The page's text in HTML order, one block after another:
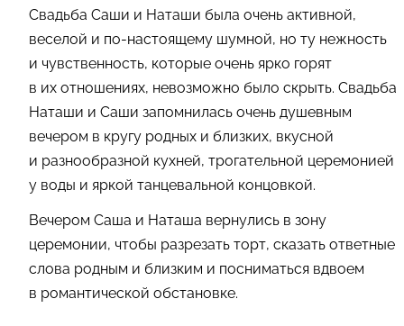
Свадьба Саши и Наташи была очень активной,
веселой и по-настоящему шумной, но ту нежность
и чувственность, которые очень ярко горят
в их отношениях, невозможно было скрыть. Свадьба
Наташи и Саши запомнилась очень душевным
вечером в кругу родных и близких, вкусной
и разнообразной кухней, трогательной церемонией
у воды и яркой танцевальной концовкой.
Вечером Саша и Наташа вернулись в зону
церемонии, чтобы разрезать торт, сказать ответные
слова родным и близким и посниматься вдвоем
в романтической обстановке.